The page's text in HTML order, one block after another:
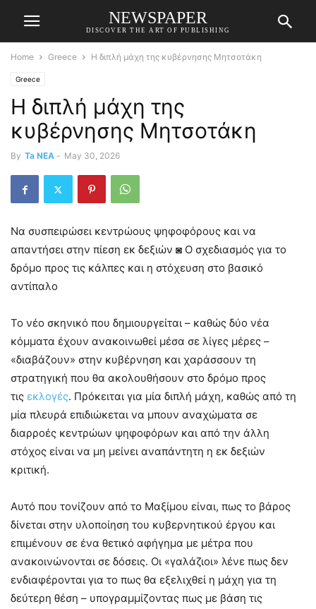
NEWSPAPER
DISCOVER THE ART OF PUBLISHING
Home Greece Η διπλή μάχη της κυβέρνησης Μητσοτάκη
Greece
Η διπλή μάχη της
κυβέρνησης Μητσοτάκη
By Ta NEA - May 30, 2026
Να συσπειρώσει κεντρώους ψηφοφόρους και να
απαντήσει στην πίεση εκ δεξιών ◙ Ο σχεδιασμός για το
δρόμο προς τις κάλπες και η στόχευση στο βασικό
αντίπαλο
Το νέο σκηνικό που δημιουργείται – καθώς δύο νέα
κόμματα έχουν ανακοινωθεί μέσα σε λίγες μέρες –
«διαβάζουν» στην κυβέρνηση και χαράσσουν τη
στρατηγική που θα ακολουθήσουν στο δρόμο προς
τις εκλογές. Πρόκειται για μία διπλή μάχη, καθώς από τη
μία πλευρά επιδιώκεται να μπουν αναχώματα σε
διαρροές κεντρώων ψηφοφόρων και από την άλλη
στόχος είναι να μη μείνει αναπάντητη η εκ δεξιών
κριτική.
Αυτό που τονίζουν από το Μαξίμου είναι, πως το βάρος
δίνεται στην υλοποίηση του κυβερνητικού έργου και
επιμένουν σε ένα θετικό αφήγημα με μέτρα που
ανακοινώνονται σε δόσεις. Οι «γαλάζιοι» λένε πως δεν
ενδιαφέρονται για το πως θα εξελιχθεί η μάχη για τη
δεύτερη θέση – υπογραμμίζοντας πως με βάση τις